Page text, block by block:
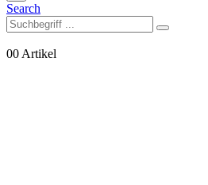
Search
00 Artikel